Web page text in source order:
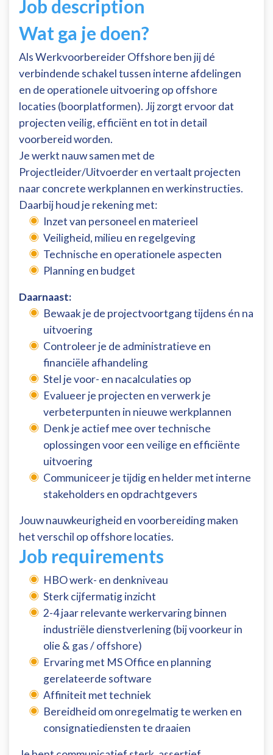
Job description
Wat ga je doen?
Als Werkvoorbereider Offshore ben jij dé
verbindende schakel tussen interne afdelingen
en de operationele uitvoering op offshore
locaties (boorplatformen). Jij zorgt ervoor dat
projecten veilig, efficiënt en tot in detail
voorbereid worden.
Je werkt nauw samen met de
Projectleider/Uitvoerder en vertaalt projecten
naar concrete werkplannen en werkinstructies.
Daarbij houd je rekening met:
Inzet van personeel en materieel
Veiligheid, milieu en regelgeving
Technische en operationele aspecten
Planning en budget
Daarnaast:
Bewaak je de projectvoortgang tijdens én na
uitvoering
Controleer je de administratieve en
financiële afhandeling
Stel je voor- en nacalculaties op
Evalueer je projecten en verwerk je
verbeterpunten in nieuwe werkplannen
Denk je actief mee over technische
oplossingen voor een veilige en efficiënte
uitvoering
Communiceer je tijdig en helder met interne
stakeholders en opdrachtgevers
Jouw nauwkeurigheid en voorbereiding maken
het verschil op offshore locaties.
Job requirements
HBO werk- en denkniveau
Sterk cijfermatig inzicht
2-4 jaar relevante werkervaring binnen
industriële dienstverlening (bij voorkeur in
olie & gas / offshore)
Ervaring met MS Office en planning
gerelateerde software
Affiniteit met techniek
Bereidheid om onregelmatig te werken en
consignatiediensten te draaien